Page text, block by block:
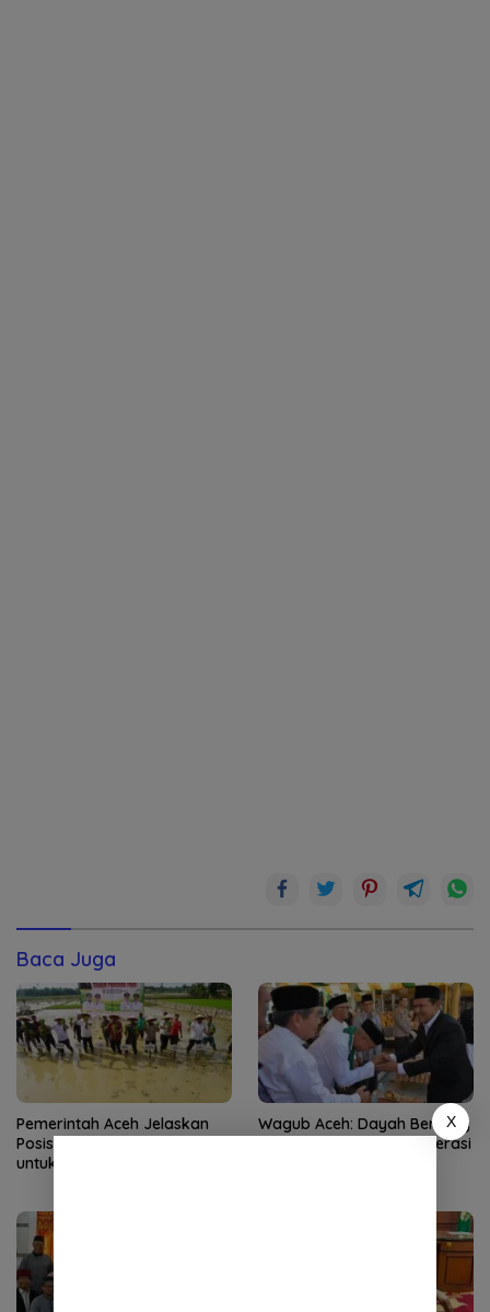
Baca Juga
Pemerintah Aceh Jelaskan
Posisi Bantuan Kementan
untuk Pemulihan Sawah dan
Wagub Aceh: Dayah Benteng
Utama Membangun Generasi
X